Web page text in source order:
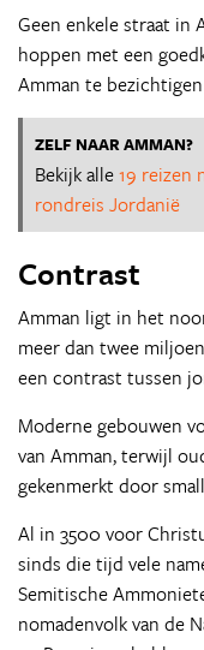
Geen enkele straat in
hoppen met een
Amman te
ZELF NAAR AMMAN?
Bekijk alle19 reizen
rondreis Jordanië
Contrast
Amman ligt in het
meer dan twee
een contrast tussen
Moderne gebouwen
van Amman, terwijl
gekenmerkt door
Al in 3500 voor
sinds die tijd vele
Semitische
nomadenvolk van de